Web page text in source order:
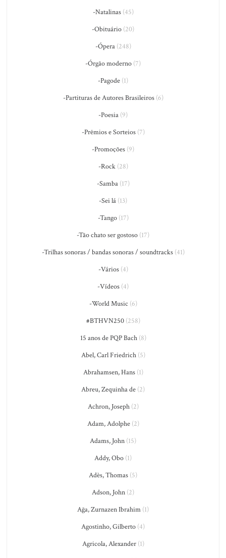
-Natalinas(45)
-Obituário (20)
-Ópera(248)
-Órgão moderno (7)
-Pagode (1)
-Partituras de Autores Brasileiros(6)
-Poesia (9)
-Prêmios e Sorteios(7)
-Promoções (9)
-Rock(28)
-Samba(17)
-Sei lá (13)
-Tango(17)
-Tão chato ser gostoso (17)
-Trilhas sonoras / bandas sonoras / soundtracks(41)
-Vários(4)
-Vídeos (4)
-World Music (6)
#BTHVN250(258)
15 anos de PQP Bach(8)
Abel, Carl Friedrich(5)
Abrahamsen, Hans(1)
Abreu, Zequinha de (2)
Achron, Joseph(2)
Adam, Adolphe(2)
Adams, John (15)
Addy, Obo (1)
Adès, Thomas (5)
Adson, John (2)
Ağa, Zurnazen Ibrahim (1)
Agostinho, Gilberto (4)
Agricola, Alexander(1)